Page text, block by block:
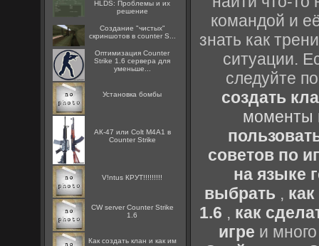
HLDS: Проблемы и их
решение
Создание "чистых"
скриншотов в counter S...
Оптимизация Counter
Strike 1.6 сервера для
уменьше...
Установка бомбы
АК-47 или Colt M4A1 в
Counter Strike
V!ntus КРУТ!!!!!!!!!
CW server Counter Strike
1.6
Как создать клан и как им
командой и
знать как
ситуации.
следуйте
создать
моменты
советов по
на языке
выбрать ,
1.6 , как
игре и